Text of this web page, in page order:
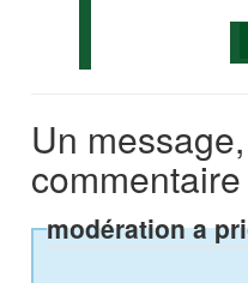
Un
modération a